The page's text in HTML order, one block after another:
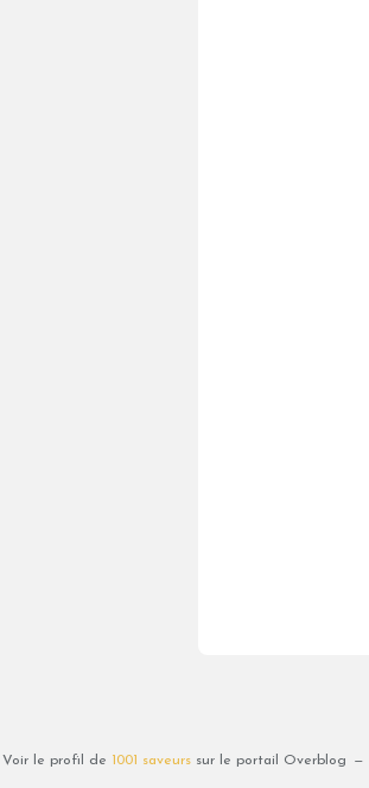
Voir le profil de 1001 saveurs sur le portail Overblog